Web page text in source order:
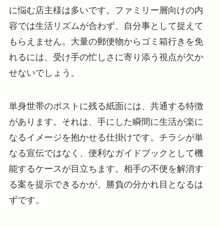
に悩む店主様は多いです。ファミリー層向けの内
容では生活リズムが合わず、自分事として捉えて
もらえません。大量の郵便物からゴミ箱行きを免
れるには、受け手の忙しさに寄り添う視点が欠か
せないでしょう。
単身世帯のポストに残る紙面には、共通する特徴
があります。それは、手にした瞬間に生活が楽に
なるイメージを抱かせる仕掛けです。チラシが単
なる宣伝ではなく、便利なガイドブックとして機
能するケースが目立ちます。相手の不便を解消す
る案を提示できるかが、勝負の分かれ目となるは
ずです。